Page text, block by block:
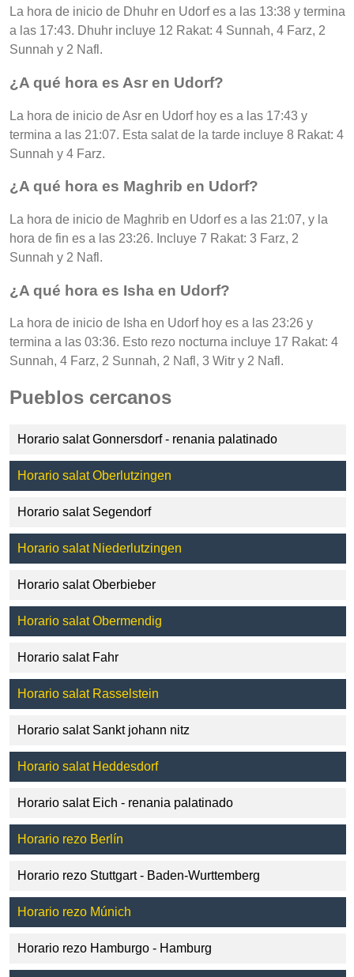
La hora de inicio de Dhuhr en Udorf es a las 13:38 y termina
a las 17:43. Dhuhr incluye 12 Rakat: 4 Sunnah, 4 Farz, 2
Sunnah y 2 Nafl.
¿A qué hora es Asr en Udorf?
La hora de inicio de Asr en Udorf hoy es a las 17:43 y
termina a las 21:07. Esta salat de la tarde incluye 8 Rakat: 4
Sunnah y 4 Farz.
¿A qué hora es Maghrib en Udorf?
La hora de inicio de Maghrib en Udorf es a las 21:07, y la
hora de fin es a las 23:26. Incluye 7 Rakat: 3 Farz, 2
Sunnah y 2 Nafl.
¿A qué hora es Isha en Udorf?
La hora de inicio de Isha en Udorf hoy es a las 23:26 y
termina a las 03:36. Esto rezo nocturna incluye 17 Rakat: 4
Sunnah, 4 Farz, 2 Sunnah, 2 Nafl, 3 Witr y 2 Nafl.
Pueblos cercanos
Horario salat Gonnersdorf - renania palatinado
Horario salat Oberlutzingen
Horario salat Segendorf
Horario salat Niederlutzingen
Horario salat Oberbieber
Horario salat Obermendig
Horario salat Fahr
Horario salat Rasselstein
Horario salat Sankt johann nitz
Horario salat Heddesdorf
Horario salat Eich - renania palatinado
Horario rezo Berlín
Horario rezo Stuttgart - Baden-Wurttemberg
Horario rezo Múnich
Horario rezo Hamburgo - Hamburg